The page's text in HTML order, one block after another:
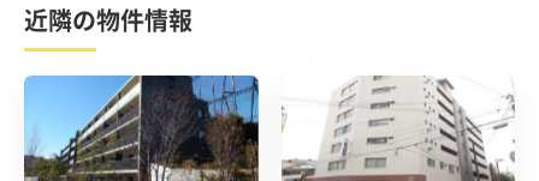
近隣の物件情報